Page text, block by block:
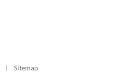
| Sitemap